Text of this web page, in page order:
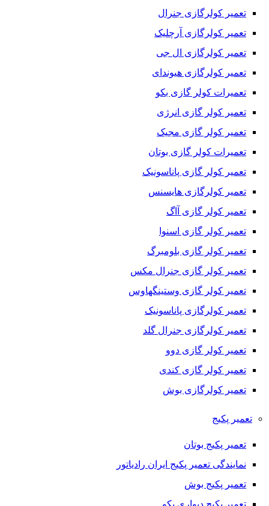
تعمیر کولرگازی جنرال
تعمیر کولرگازی آرچلیک
تعمیر کولرگازی ال جی
تعمیر کولرگازی هیوندای
تعمیرات کولر گازی بکو
تعمیر کولر گازی انرژی
تعمیر کولر گازی مجیک
تعمیرات کولر گازی بوتان
تعمیر کولر گازی پاناسونیک
تعمیر کولرگازی هایسنس
تعمیر کولر گازی آاگ
تعمیر کولر گازی اسنوا
تعمیر کولر گازی بلومبرگ
تعمیر کولر گازی جنرال مکس
تعمیر کولر گازی وستینگهاوس
تعمیر کولرگازی پاناسونیک
تعمیر کولرگازی جنرال گلد
تعمیر کولر گازی دوو
تعمیر کولر گازی کندی
تعمیر کولرگازی بوش
تعمیر پکیج
تعمیر پکیج بوتان
نمایندگی تعمیر پکیج ایران رادیاتور
تعمیر پکیج بوش